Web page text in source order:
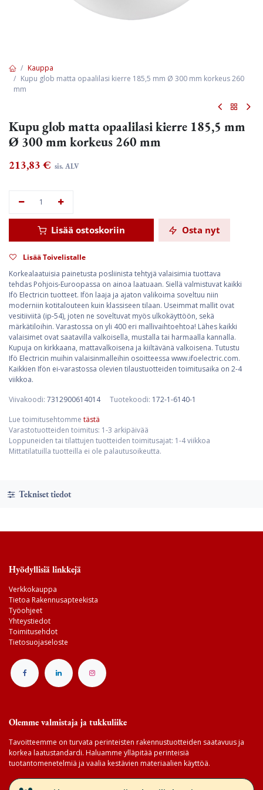
Kauppa
Kupu glob matta opaalilasi kierre 185,5 mm Ø 300 mm korkeus 260
mm
Kupu glob matta opaalilasi kierre 185,5 mm
Ø 300 mm korkeus 260 mm
213,83 € sis. ALV
Lisää ostoskoriin Osta nyt
Lisää Toivelistalle
Korkealaatuisia painetusta posliinista tehtyjä valaisimia tuottava
tehdas Pohjois-Euroopassa on ainoa laatuaan. Siellä valmistuvat kaikki
Ifö Electricin tuotteet. Ifön laaja ja ajaton valikoima soveltuu niin
moderniin kotitalouteen kuin klassiseen tilaan. Useimmat mallit ovat
vesitiiviitä (ip-54), joten ne soveltuvat myös ulkokäyttöön, sekä
märkätiloihin. Varastossa on yli 400 eri mallivaihtoehtoa! Lähes kaikki
valaisimet ovat saatavilla valkoisella, mustalla tai harmaalla kannalla.
Kupuja on kirkkaana, mattavalkoisena ja kiiltävänä valkoisena. Tutustu
Ifö Electricin muihin valaisinmalleihin osoitteessa www.ifoelectric.com.
Kaikkien Ifön ei-varastossa olevien tilaustuotteiden toimitusaika on 2-4
viikkoa.
Viivakoodi: 7312900614014 Tuotekoodi: 172-1-6140-1
Lue toimitusehtomme tästä
Varastotuotteiden toimitus: 1-3 arkipäivää
Loppuneiden tai tilattujen tuotteiden toimitusajat: 1-4 viikkoa
Mittatilatuilla tuotteilla ei ole palautusoikeutta.
Tekniset tiedot
Hyödyllisiä linkkejä
Verkkokauppa
Tietoa Rakennusapteekista
Työohjeet
Yhteystiedot
Toimitusehdot
Tietosuojaseloste
Olemme valmistaja ja tukkuliike
Tavoitteemme on turvata perinteisten rakennustuotteiden saatavuus ja
korkea laatustandardi. Haluamme ylläpitää perinteisiä
tuotantomenetelmiä ja vaalia kestävien materiaalien käyttöä.